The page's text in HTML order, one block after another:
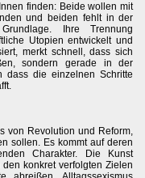
finden: Beide wollen mit
und beiden fehlt in der
Ihre Trennung
Utopien entwickelt und
merkt schnell, dass sich
sondern gerade in der
dass die einzelnen Schritte
von Revolution und Reform,
sollen. Es kommt auf deren
Charakter. Die Kunst
konkret verfolgten Zielen